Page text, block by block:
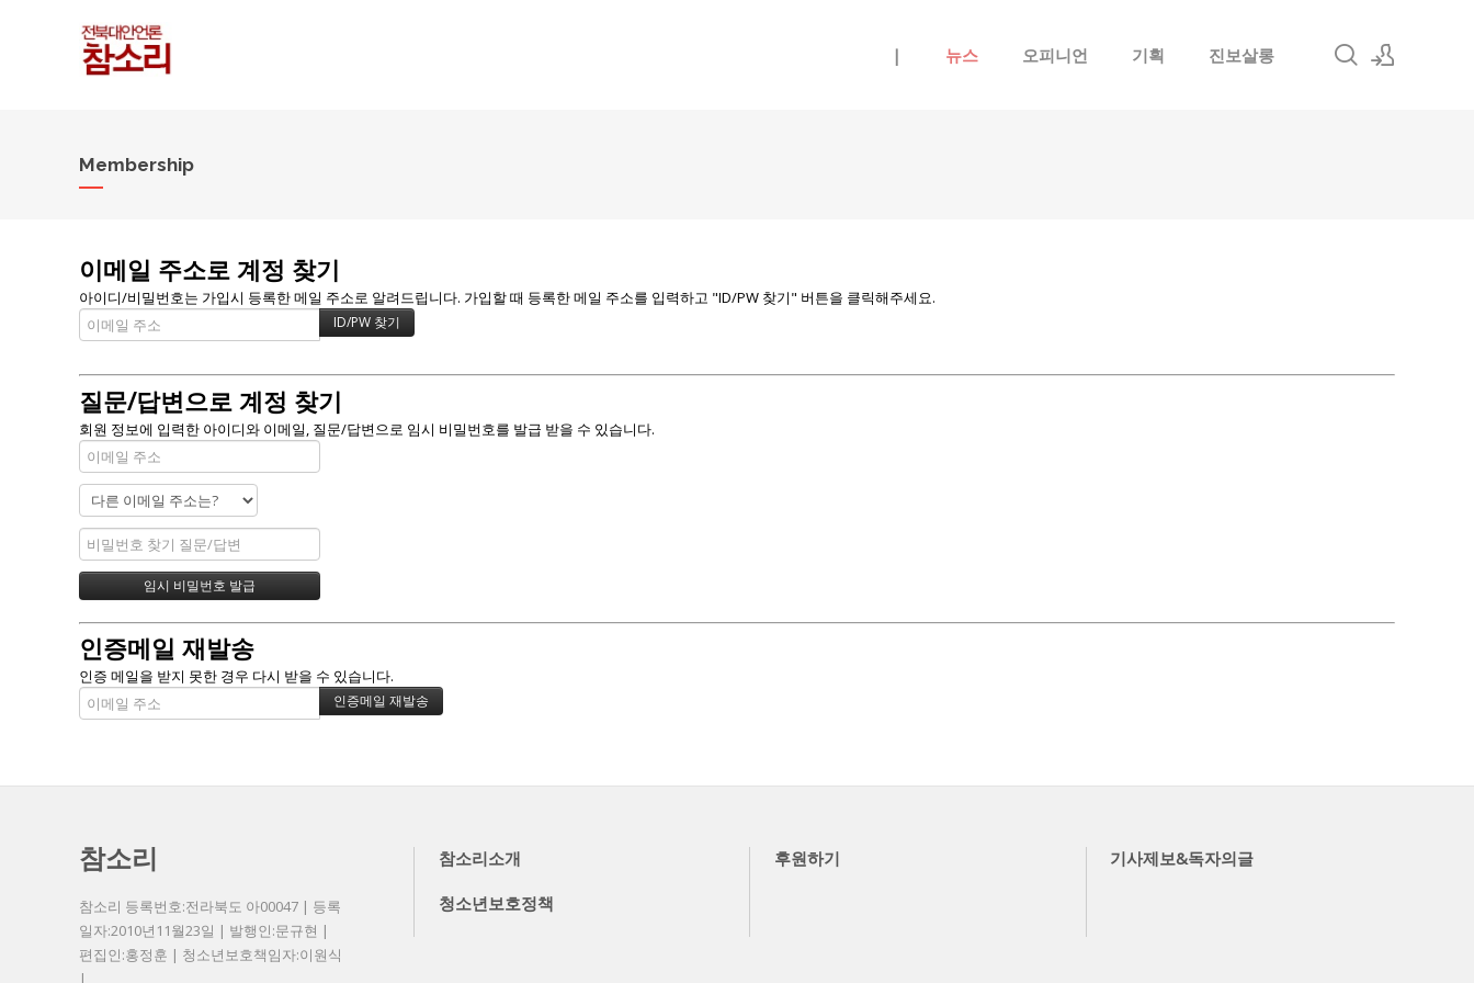
| 뉴스 오피니언 기획 진보살롱
Membership
이메일 주소로 계정 찾기
아이디/비밀번호는 가입시 등록한 메일 주소로 알려드립니다. 가입할 때 등록한 메일 주소를 입력하고 "ID/PW 찾기" 버튼을 클릭해주세요.
질문/답변으로 계정 찾기
회원 정보에 입력한 아이디와 이메일, 질문/답변으로 임시 비밀번호를 발급 받을 수 있습니다.
인증메일 재발송
인증 메일을 받지 못한 경우 다시 받을 수 있습니다.
참소리
참소리 등록번호:전라북도 아00047 | 등록
일자:2010년11월23일 | 발행인:문규현 |
편집인:홍정훈 | 청소년보호책임자:이원식
|
참소리소개 후원하기 기사제보&독자의글
청소년보호정책